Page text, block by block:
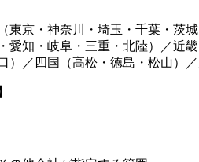
東京・神奈川・埼玉・千葉・茨
愛知・岐阜・三重・北陸）／近
）／四国（高松・徳島・松山）